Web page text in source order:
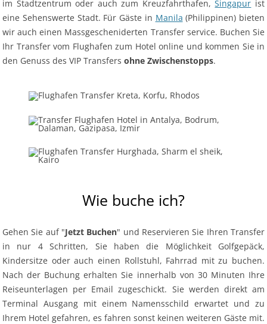
im Stadtzentrum oder auch zum Kreuzfahrthafen,Singapur ist
eine Sehenswerte Stadt. Für Gäste in Manila (Philippinen) bieten
wir auch einen Massgescheniderten Transfer service. Buchen Sie
Ihr Transfer vom Flughafen zum Hotel online und kommen Sie in
den Genuss des VIP Transfers ohne Zwischenstopps.
Wie buche ich?
Gehen Sie auf "Jetzt Buchen" und Reservieren Sie Ihren Transfer
in nur 4 Schritten, Sie haben die Möglichkeit Golfgepäck,
Kindersitze oder auch einen Rollstuhl, Fahrrad mit zu buchen.
Nach der Buchung erhalten Sie innerhalb von 30 Minuten Ihre
Reiseunterlagen per Email zugeschickt. Sie werden direkt am
Terminal Ausgang mit einem Namensschild erwartet und zu
Ihrem Hotel gefahren, es fahren sonst keinen weiteren Gäste mit.